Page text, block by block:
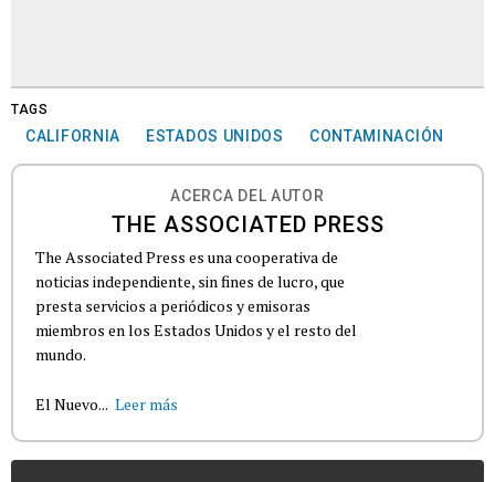
TAGS
CALIFORNIA ESTADOS UNIDOS CONTAMINACIÓN
ACERCA DEL AUTOR
THE ASSOCIATED PRESS
The Associated Press es una cooperativa de
noticias independiente, sin fines de lucro, que
presta servicios a periódicos y emisoras
miembros en los Estados Unidos y el resto del
mundo.
El Nuevo... Leer más